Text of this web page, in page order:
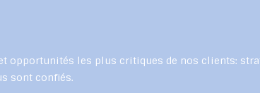
opportunités les plus critiques de nos clients:
sont confiés.